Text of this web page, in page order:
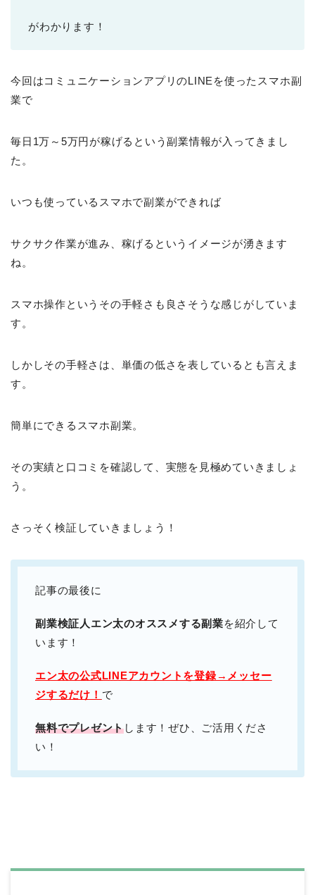
がわかります！
今回はコミュニケーションアプリのLINEを使ったスマホ副
業で
毎日1万～5万円が稼げるという副業情報が入ってきまし
た。
いつも使っているスマホで副業ができれば
サクサク作業が進み、稼げるというイメージが湧きます
ね。
スマホ操作というその手軽さも良さそうな感じがしていま
す。
しかしその手軽さは、単価の低さを表しているとも言えま
す。
簡単にできるスマホ副業。
その実績と口コミを確認して、実態を見極めていきましょ
う。
さっそく検証していきましょう！
記事の最後に
副業検証人エン太のオススメする副業を紹介して
います！
エン太の公式LINEアカウントを登録→メッセー
ジするだけ！ で
無料でプレゼントします！ぜひ、ご活用くださ
い！